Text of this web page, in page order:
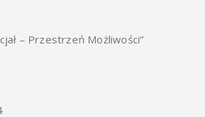
– Przestrzeń Możliwości”